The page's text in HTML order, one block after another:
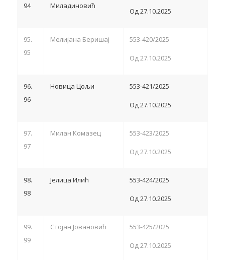
94
Миладиновић
Од 27.10.2025
95.
95
Мелијана Беришај 553-420/2025
Од 27.10.2025
96.
96
Новица Цољи 553-421/2025
Од 27.10.2025
97.
97
Милан Комазец 553-423/2025
Од 27.10.2025
98.
98
Јелица Илић 553-424/2025
Од 27.10.2025
99.
99
Стојан Јовановић 553-425/2025
Од 27.10.2025